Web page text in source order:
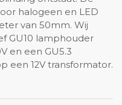
halogeen en LED
van 50mm. Wij
GU10 lamphouder
en een GU5.3
een 12V transformator.